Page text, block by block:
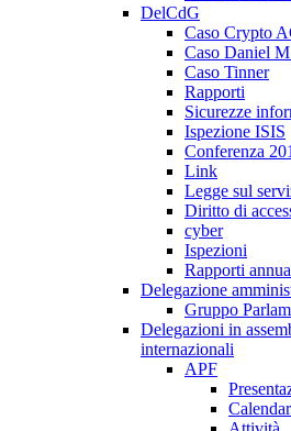
DelCdG
Caso Crypto
Caso Daniel
Caso Tinner
Rapporti
Sicurezze
Ispezione ISIS
Conferenza
Link
Legge sul
Diritto di
cyber
Ispezioni
Rapporti
Delegazione
Gruppo
Delegazioni in
internazionali
APF